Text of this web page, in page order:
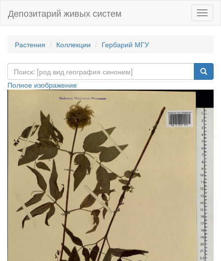
Депозитарий живых систем
Растения Коллекции Гербарий МГУ
Полное изображение